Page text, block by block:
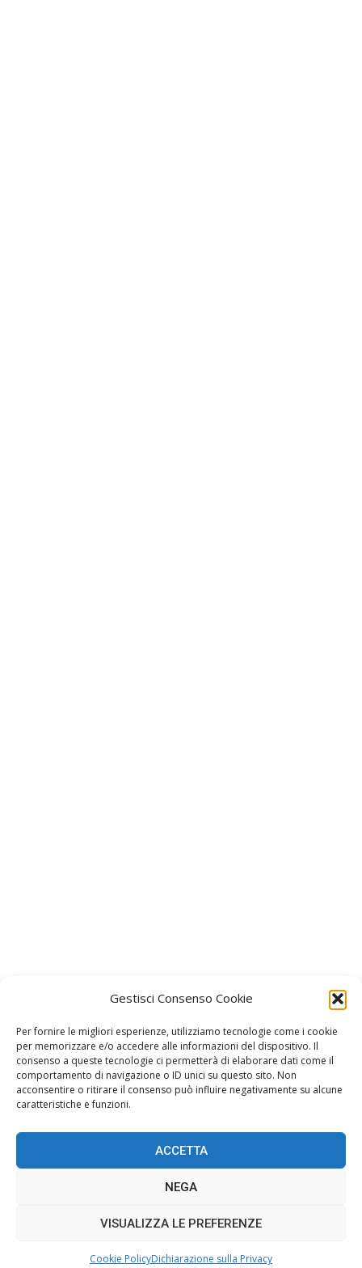
Gestisci Consenso Cookie
Per fornire le migliori esperienze, utilizziamo tecnologie come i cookie
per memorizzare e/o accedere alle informazioni del dispositivo. Il
consenso a queste tecnologie ci permetterà di elaborare dati come il
comportamento di navigazione o ID unici su questo sito. Non
acconsentire o ritirare il consenso può influire negativamente su alcune
caratteristiche e funzioni.
ACCETTA
NEGA
VISUALIZZA LE PREFERENZE
Cookie PolicyDichiarazione sulla Privacy
Facebook
Join us on Facebook
Instagram
Join us on Instagram
Redazione
© AMOREGOSSIP -Privacy Policy - © 2018 - 2024 All Rights Reserved.
Website Design:BetterStudio- Developed by CssBrain